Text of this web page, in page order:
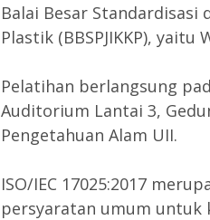
Balai Besar Standardisasi
Plastik (BBSPJIKKP),
Pelatihan berlangsung
Auditorium Lantai 3,
Pengetahuan Alam UII.
ISO/IEC 17025:2017
persyaratan umum